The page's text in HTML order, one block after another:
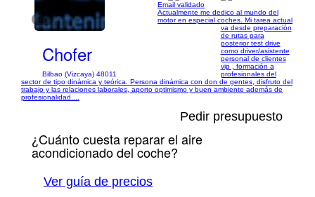
1/1
Chofer
Bilbao (Vizcaya) 48011
Email validado
Actualmente me dedico al mundo del
motor en especial coches. Mi tarea actual
va desde preparación
de rutas para
posterior test drive
como driver/asistente
personal de clientes
vip , formación a
profesionales del
sector de tipo dinámica y teórica. Persona dinámica con don de gentes, disfruto del
trabajo y las relaciones laborales, aporto optimismo y buen ambiente además de
profesionalidad....
Pedir presupuesto
¿Cuánto cuesta reparar el aire
acondicionado del coche?
Ver guía de precios